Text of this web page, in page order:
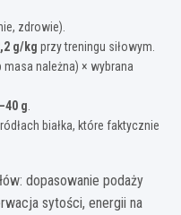
zdrowie).
g/kg przy treningu siłowym.
należna) × wybrana
g
białka, które faktycznie
dopasowanie podaży
sytości, energii na